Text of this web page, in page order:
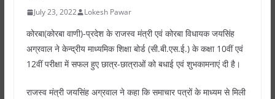
July 23, 2022 Lokesh Pawar
कोरबा(कोरबा वाणी)-प्रदेश के राजस्व मंत्री एवं कोरबा विधायक जयसिंह
अग्रवाल ने केन्द्रीय माध्यमिक शिक्षा बोर्ड (सी.बी.एस.ई.) के कक्षा 10वीं एवं
12वीं परीक्षा में सफल हुए छात्र-छात्राओं को बधाई एवं शुभकामनाएं दी है।
राजस्व मंत्री जयसिंह अग्रवाल ने कहा कि समाचार पत्रों के माध्यम से मिली